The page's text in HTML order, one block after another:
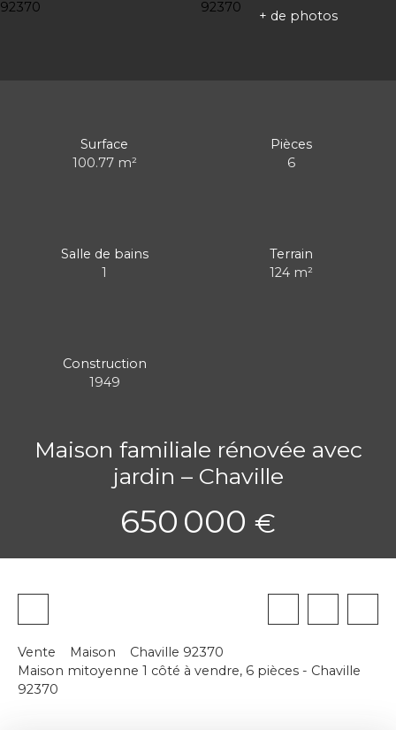
+ de photos
Surface
100.77 m²
Pièces
6
Salle de bains
1
Terrain
124 m²
Construction
1949
Maison familiale rénovée avec
jardin – Chaville
650 000 €
Vente Maison
Chaville 92370
Maison mitoyenne 1 côté à vendre, 6 pièces - Chaville
92370